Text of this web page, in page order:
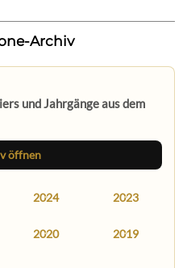
Archiv
und Jahrgänge aus dem
öffnen
2024 2023
2020 2019